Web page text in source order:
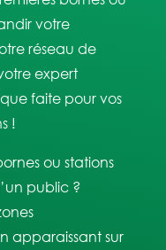
votre
réseau de
expert
faite pour vos
!
ou stations
public ?
apparaissant sur